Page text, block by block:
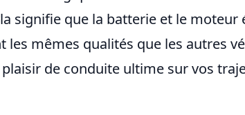
signifie que la batterie et le moteur
les mêmes qualités que les autres
de conduite ultime sur vos